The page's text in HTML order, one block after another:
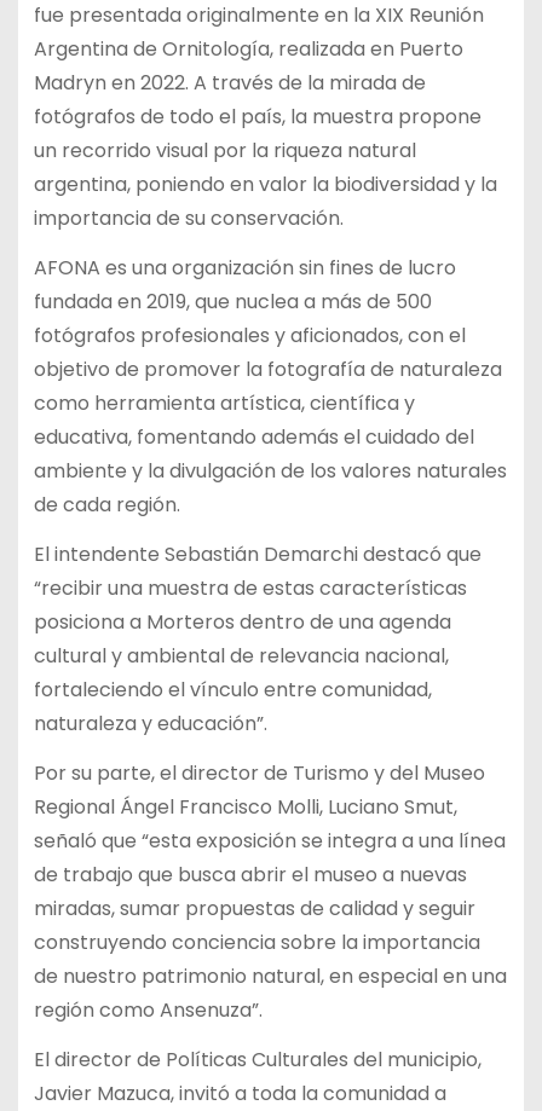
fue presentada originalmente en la XIX Reunión
Argentina de Ornitología, realizada en Puerto
Madryn en 2022. A través de la mirada de
fotógrafos de todo el país, la muestra propone
un recorrido visual por la riqueza natural
argentina, poniendo en valor la biodiversidad y la
importancia de su conservación.
AFONA es una organización sin fines de lucro
fundada en 2019, que nuclea a más de 500
fotógrafos profesionales y aficionados, con el
objetivo de promover la fotografía de naturaleza
como herramienta artística, científica y
educativa, fomentando además el cuidado del
ambiente y la divulgación de los valores naturales
de cada región.
El intendente Sebastián Demarchi destacó que
“recibir una muestra de estas características
posiciona a Morteros dentro de una agenda
cultural y ambiental de relevancia nacional,
fortaleciendo el vínculo entre comunidad,
naturaleza y educación”.
Por su parte, el director de Turismo y del Museo
Regional Ángel Francisco Molli, Luciano Smut,
señaló que “esta exposición se integra a una línea
de trabajo que busca abrir el museo a nuevas
miradas, sumar propuestas de calidad y seguir
construyendo conciencia sobre la importancia
de nuestro patrimonio natural, en especial en una
región como Ansenuza”.
El director de Políticas Culturales del municipio,
Javier Mazuca, invitó a toda la comunidad a